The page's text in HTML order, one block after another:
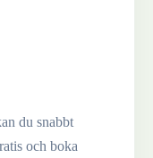
du snabbt
och boka